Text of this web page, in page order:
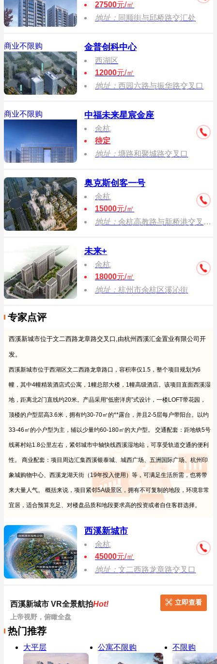
27500元/㎡
地址： 同顺街与邱桥路交汇处
商业不限购 金普创科中心
西湖区
12000元/㎡
地址：西园六路与振华路交叉口
商业不限购 中福未来星宸金座
余杭
待定
地址：塘路和聚城路交叉口
奥克斯创客一号
余杭
15000元/㎡
地址：余杭高教路与新桥港交叉口东侧
未来+
余杭
18000元/㎡
地址：杭州市余杭区溪沁街
专家点评
西溪新城市位于文二西路龙章路交叉口,由杭州西溪汇金置业有限公司开
发。
西溪新城市位于西湖区文二西路龙章路口，容积率仅1.5，整个项目规划为6
幢，其中4幢精装酒店式公寓，1幢总部大楼，1幢高级酒店。该项目直面西溪湿
地，距离北2门直线约20米。产品采用“低密洋房”式设计，一楼LOFT带花园，
顶楼的户型层高3.6米，拥有约30-70㎡的**露台，并且2-5层每户带阳台。以约
33-46㎡的小户型为主，辅以少量约60-180㎡的大户型。 交通配套：距地铁5号
线蒋村站1.8公里左右，紧邻城市中轴快线西溪湿地站，可享受轨道交通的便利
性。 商业配套：项目周边汇集西溪银泰城、城西广场、五洲国际广场、杭州印
象城购物中心、西溪龙湖天街（19年投入使用）等，可满足生活所需，也将带
来大量人气。 概括来说，项目紧邻5A级景区，拥有不可复制的地段，环境非常
宜居，适合预算充足、对楼盘品质和地段要求高的投资或者自住客群选择。
西溪新城市
余杭
45000元/㎡
地址：文二西路龙章路交叉口
西溪新城市 VR全景航拍Hot!
上帝视野，俯瞰全盘
立即查看
热门推荐
大平层 公寓不限购 不限购